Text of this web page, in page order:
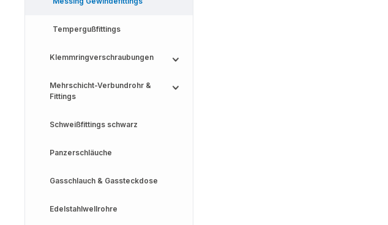
Tempergußfittings
Klemmringverschraubungen
Mehrschicht-Verbundrohr &
Fittings
Schweißfittings schwarz
Panzerschläuche
Gasschlauch & Gassteckdose
Edelstahlwellrohre